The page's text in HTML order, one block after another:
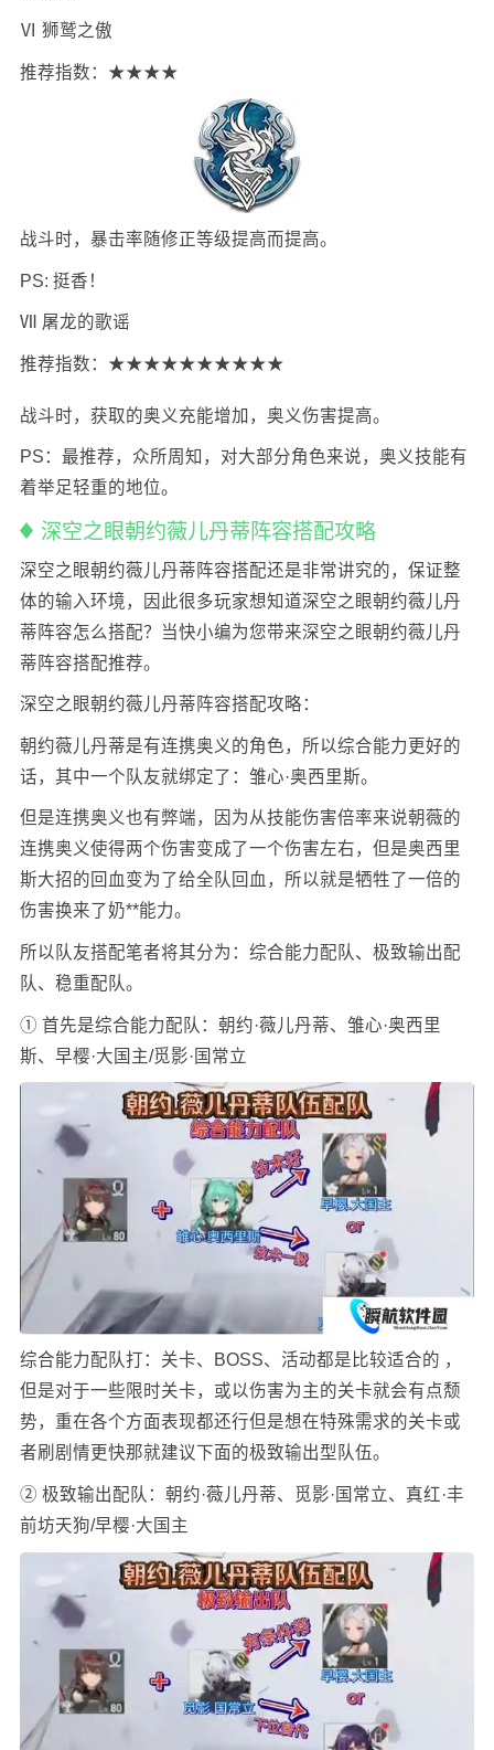
Ⅵ 狮鹫之傲
推荐指数：★★★★
战斗时，暴击率随修正等级提高而提高。
PS: 挺香！
Ⅶ 屠龙的歌谣
推荐指数：★★★★★★★★★★
战斗时，获取的奥义充能增加，奥义伤害提高。
PS：最推荐，众所周知，对大部分角色来说，奥义技能有
着举足轻重的地位。
深空之眼朝约薇儿丹蒂阵容搭配攻略
深空之眼朝约薇儿丹蒂阵容搭配还是非常讲究的，保证整
体的输入环境，因此很多玩家想知道深空之眼朝约薇儿丹
蒂阵容怎么搭配？当快小编为您带来深空之眼朝约薇儿丹
蒂阵容搭配推荐。
深空之眼朝约薇儿丹蒂阵容搭配攻略：
朝约薇儿丹蒂是有连携奥义的角色，所以综合能力更好的
话，其中一个队友就绑定了：雏心·奥西里斯。
但是连携奥义也有弊端，因为从技能伤害倍率来说朝薇的
连携奥义使得两个伤害变成了一个伤害左右，但是奥西里
斯大招的回血变为了给全队回血，所以就是牺牲了一倍的
伤害换来了奶**能力。
所以队友搭配笔者将其分为：综合能力配队、极致输出配
队、稳重配队。
① 首先是综合能力配队：朝约·薇儿丹蒂、雏心·奥西里
斯、早樱·大国主/觅影·国常立
综合能力配队打：关卡、BOSS、活动都是比较适合的 ，
但是对于一些限时关卡，或以伤害为主的关卡就会有点颓
势，重在各个方面表现都还行但是想在特殊需求的关卡或
者刷剧情更快那就建议下面的极致输出型队伍。
② 极致输出配队：朝约·薇儿丹蒂、觅影·国常立、真红·丰
前坊天狗/早樱·大国主